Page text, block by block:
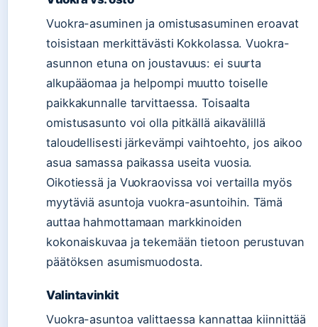
Vuokra-asuminen ja omistusasuminen eroavat
toisistaan merkittävästi Kokkolassa. Vuokra-
asunnon etuna on joustavuus: ei suurta
alkupääomaa ja helpompi muutto toiselle
paikkakunnalle tarvittaessa. Toisaalta
omistusasunto voi olla pitkällä aikavälillä
taloudellisesti järkevämpi vaihtoehto, jos aikoo
asua samassa paikassa useita vuosia.
Oikotiessä ja Vuokraovissa voi vertailla myös
myytäviä asuntoja vuokra-asuntoihin. Tämä
auttaa hahmottamaan markkinoiden
kokonaiskuvaa ja tekemään tietoon perustuvan
päätöksen asumismuodosta.
Valintavinkit
Vuokra-asuntoa valittaessa kannattaa kiinnittää